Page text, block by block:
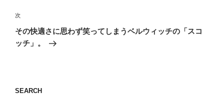
ゲ
ー
シ
次
の
投
次
その快適さに思わず笑ってしまうベルウィッチの「スコ
ッチ」。
SEARCH